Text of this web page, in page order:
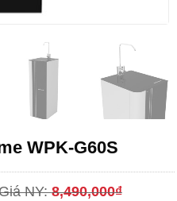
WPK-G60S
NY:8,490,000₫